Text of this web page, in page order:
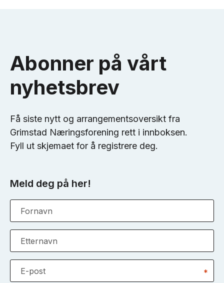
Abonner på vårt
nyhetsbrev
Få siste nytt og arrangementsoversikt fra
Grimstad Næringsforening rett i innboksen.
Fyll ut skjemaet for å registrere deg.
Meld deg på her!
Fornavn
Etternavn
E-post *